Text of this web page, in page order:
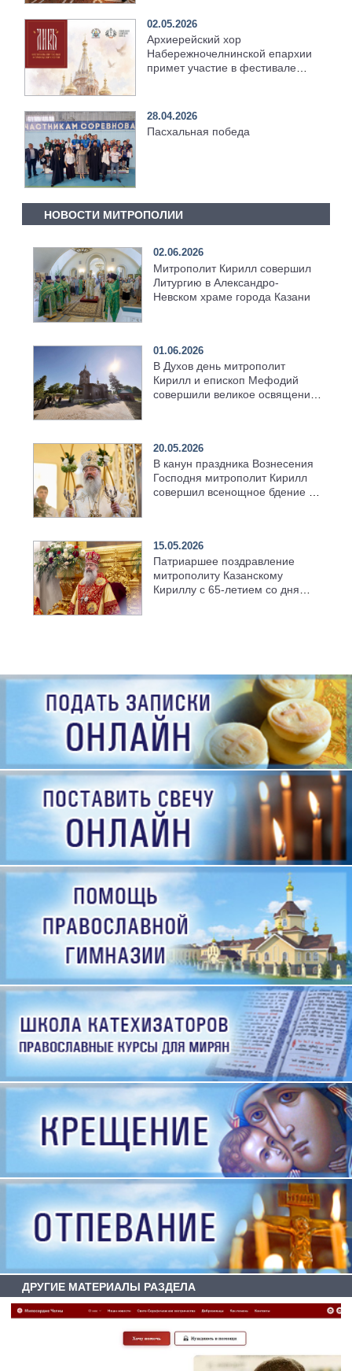
02.05.2026
Архиерейский хор
Набережночелнинской епархии
примет участие в фестивале
28.04.2026
Пасхальная победа
НОВОСТИ МИТРОПОЛИИ
02.06.2026
Митрополит Кирилл совершил
Литургию в Александро-
Невском храме города Казани
01.06.2026
В Духов день митрополит
Кирилл и епископ Мефодий
совершили великое освящение
20.05.2026
В канун праздника Вознесения
Господня митрополит Кирилл
совершил всенощное бдение в
15.05.2026
Патриаршее поздравление
митрополиту Казанскому
Кириллу с 65-летием со дня
ДРУГИЕ МАТЕРИАЛЫ РАЗДЕЛА